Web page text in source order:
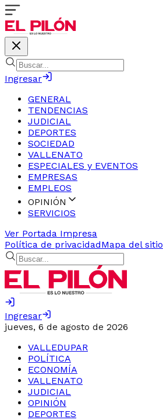
Ingresar
GENERAL
TENDENCIAS
JUDICIAL
DEPORTES
SOCIEDAD
VALLENATO
ESPECIALES y EVENTOS
EMPRESAS
EMPLEOS
OPINIÓN
SERVICIOS
Ver Portada Impresa
Política de privacidadMapa del sitio
Ingresar
jueves, 6 de agosto de 2026
VALLEDUPAR
POLÍTICA
ECONOMÍA
VALLENATO
JUDICIAL
OPINIÓN
DEPORTES